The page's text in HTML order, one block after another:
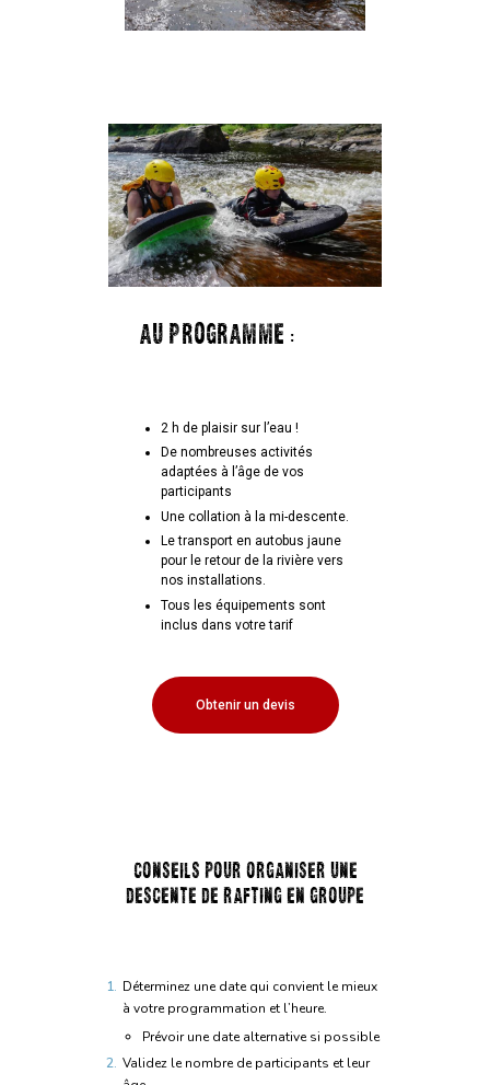
AU PROGRAMME :
2 h de plaisir sur l’eau !
De nombreuses activités
adaptées à l’âge de vos
participants
Une collation à la mi-descente.
Le transport en autobus jaune
pour le retour de la rivière vers
nos installations.
Tous les équipements sont
inclus dans votre tarif
Obtenir un devis
CONSEILS POUR ORGANISER UNE
DESCENTE DE RAFTING EN GROUPE
Déterminez une date qui convient le mieux
à votre programmation et l’heure.
Prévoir une date alternative si possible
Validez le nombre de participants et leur